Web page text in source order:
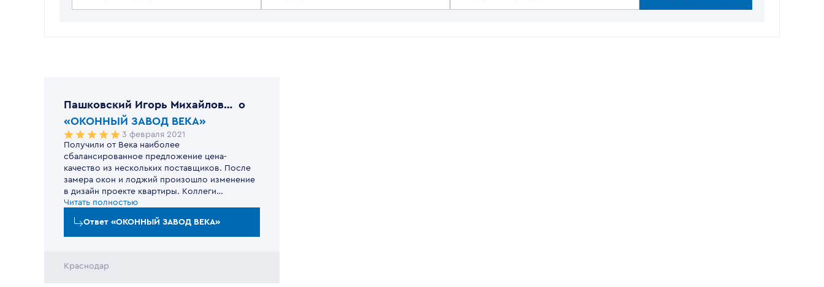
Пашковский Игорь Михайлович o
«ОКОННЫЙ ЗАВОД ВЕКА»
3 февраля 2021
Получили от Века наиболее
сбалансированное предложение цена-
качество из нескольких поставщиков. После
замера окон и лоджий произошло изменение
в дизайн проекте квартиры. Коллеги
оперативно произвели повторный замер.
Поставка была произведена в срок.
Монтажники с руками и головой.
Читать полностью
Ответ «ОКОННЫЙ ЗАВОД ВЕКА»
Уважаемый Игорь Михайлович,
благодарим вас за высокую оценку
работы нашей команды! Рады, что наше
предложение оказалось для вас
оптимальным по соотношению «цена–
качество», а специалисты оперативно
отреагировали на изменения в проекте
и выполнили все работы точно в срок.
радовать вас долгие годы! С
Краснодар